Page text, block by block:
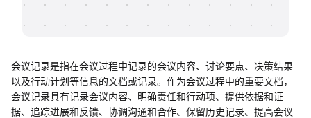
会议记录是指在会议过程中记录的会议内容、讨论要点、决策结果
以及行动计划等信息的文档或记录。作为会议过程中的重要文档，
会议记录具有记录会议内容、明确责任和行动项、提供依据和证
据、追踪进展和反馈、协调沟通和合作、保留历史记录、提高会议